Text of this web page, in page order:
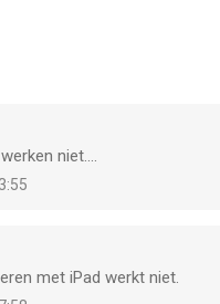
niet....
met iPad werkt niet.